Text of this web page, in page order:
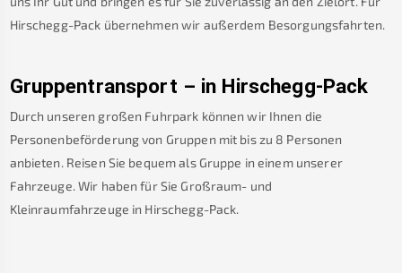
Hirschegg-Pack übernehmen wir außerdem Besorgungsfahrten.
Gruppentransport – in Hirschegg-Pack
Durch unseren großen Fuhrpark können wir Ihnen die
Personenbeförderung von Gruppen mit bis zu 8 Personen
anbieten. Reisen Sie bequem als Gruppe in einem unserer
Fahrzeuge. Wir haben für Sie Großraum- und
Kleinraumfahrzeuge in Hirschegg-Pack.